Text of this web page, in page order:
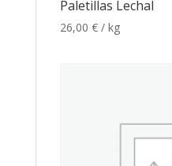
Paletillas Lechal
26,00 € / kg